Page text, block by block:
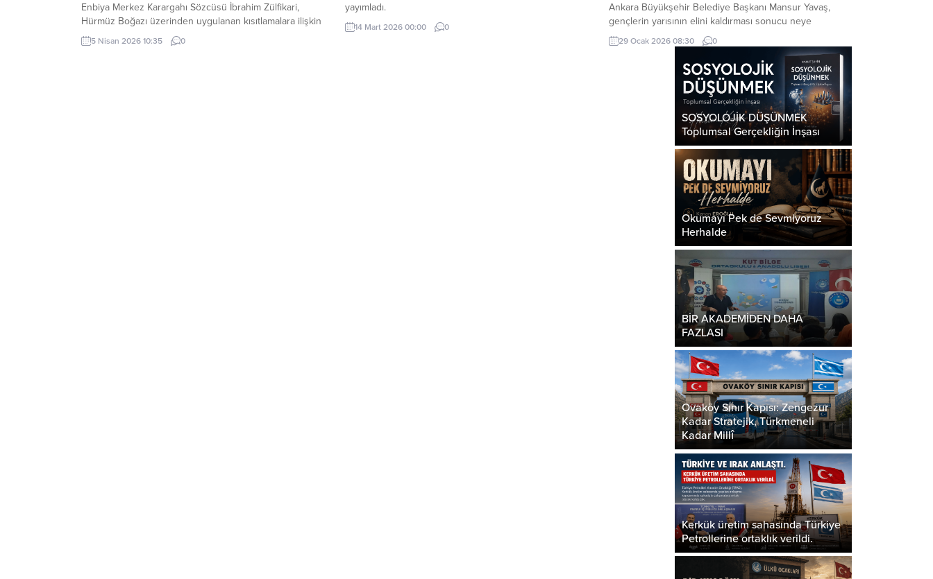
Enbiya Merkez Karargahı Sözcüsü İbrahim Zülfikari,
Hürmüz Boğazı üzerinden uygulanan kısıtlamalara ilişkin
yaptığı açıklamada, Irak’ın bu kısıtlamalardan muaf
tutulacağını belirtti.
5 Nisan 2026 10:35 0
yayımladı.
14 Mart 2026 00:00 0
Ankara Büyükşehir Belediye Başkanı Mansur Yavaş,
gençlerin yarısının elini kaldırması sonucu neye
uğradığını şaşırdı.
29 Ocak 2026 08:30 0
SOSYOLOJİK DÜŞÜNMEK
Toplumsal Gerçekliğin İnşası
Okumayı Pek de Sevmiyoruz
Herhalde
BİR AKADEMİDEN DAHA
FAZLASI
Ovaköy Sınır Kapısı: Zengezur
Kadar Stratejik, Türkmeneli
Kadar Millî
Kerkük üretim sahasında Türkiye
Petrollerine ortaklık verildi.